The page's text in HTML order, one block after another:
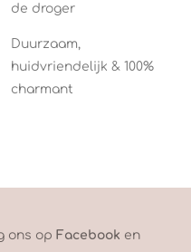
de droger
Duurzaam,
huidvriendelijk & 100%
charmant
ons op Facebook en